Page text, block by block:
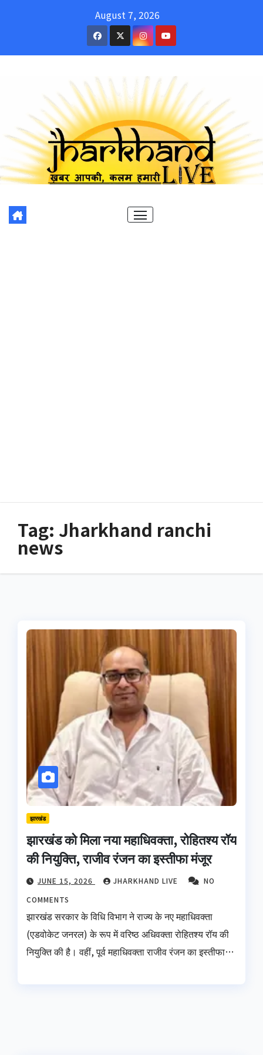
August 7, 2026
Tag: Jharkhand ranchi
news
झारखंड
झारखंड को मिला नया महाधिवक्ता, रोहितश्य रॉय
की नियुक्ति, राजीव रंजन का इस्तीफा मंजूर
JUNE 15, 2026 JHARKHAND LIVE
NO
COMMENTS
झारखंड सरकार के विधि विभाग ने राज्य के नए महाधिवक्ता
(एडवोकेट जनरल) के रूप में वरिष्ठ अधिवक्ता रोहितश्य रॉय की
नियुक्ति की है। वहीं, पूर्व महाधिवक्ता राजीव रंजन का इस्तीफा…